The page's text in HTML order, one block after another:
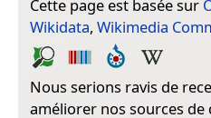
Cette page est basée sur
Wikidata, Wikimedia
Nous serions ravis de
améliorer nos sources de